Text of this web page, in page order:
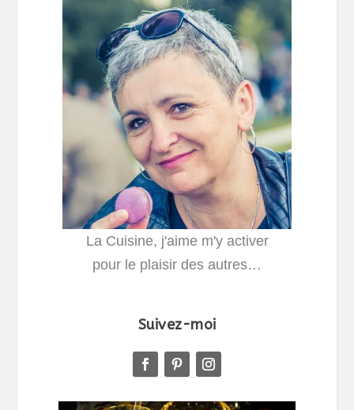
La Cuisine, j'aime m'y activer
pour le plaisir des autres…
Suivez-moi